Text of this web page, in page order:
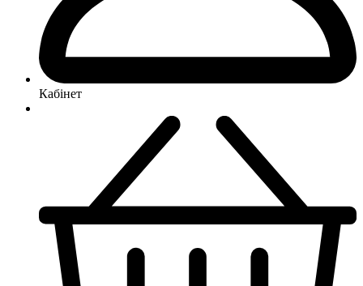
Кабінет